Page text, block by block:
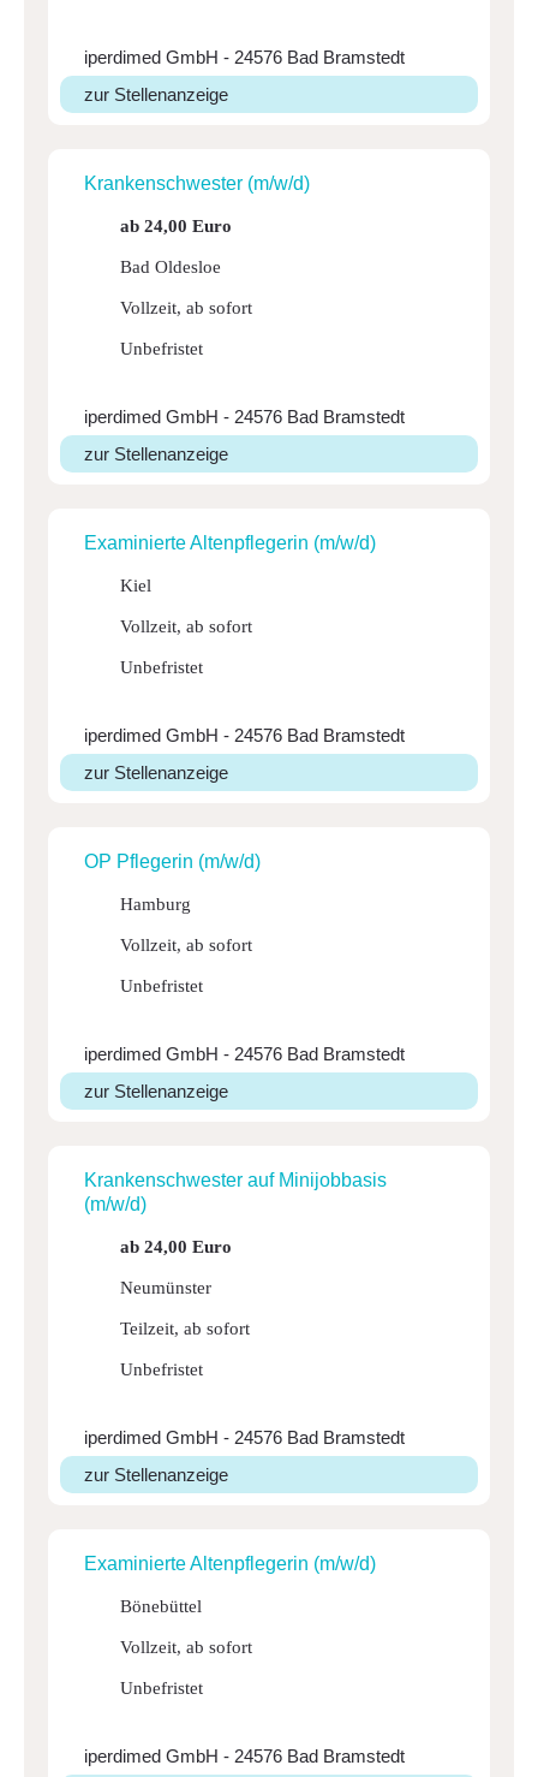
iperdimed GmbH - 24576 Bad Bramstedt
zur Stellenanzeige
Kran­ken­schwester (m/w/d)
ab 24,00 Euro
Bad Oldesloe
Vollzeit, ab sofort
Unbefristet
iperdimed GmbH - 24576 Bad Bramstedt
zur Stellenanzeige
Exami­nierte Alten­pfle­gerin (m/w/d)
Kiel
Vollzeit, ab sofort
Unbefristet
iperdimed GmbH - 24576 Bad Bramstedt
zur Stellenanzeige
OP Pfle­gerin (m/w/d)
Hamburg
Vollzeit, ab sofort
Unbefristet
iperdimed GmbH - 24576 Bad Bramstedt
zur Stellenanzeige
Kran­ken­schwester auf Mini­job­basis
(m/w/d)
ab 24,00 Euro
Neumünster
Teilzeit, ab sofort
Unbefristet
iperdimed GmbH - 24576 Bad Bramstedt
zur Stellenanzeige
Exami­nierte Alten­pfle­gerin (m/w/d)
Bönebüttel
Vollzeit, ab sofort
Unbefristet
iperdimed GmbH - 24576 Bad Bramstedt